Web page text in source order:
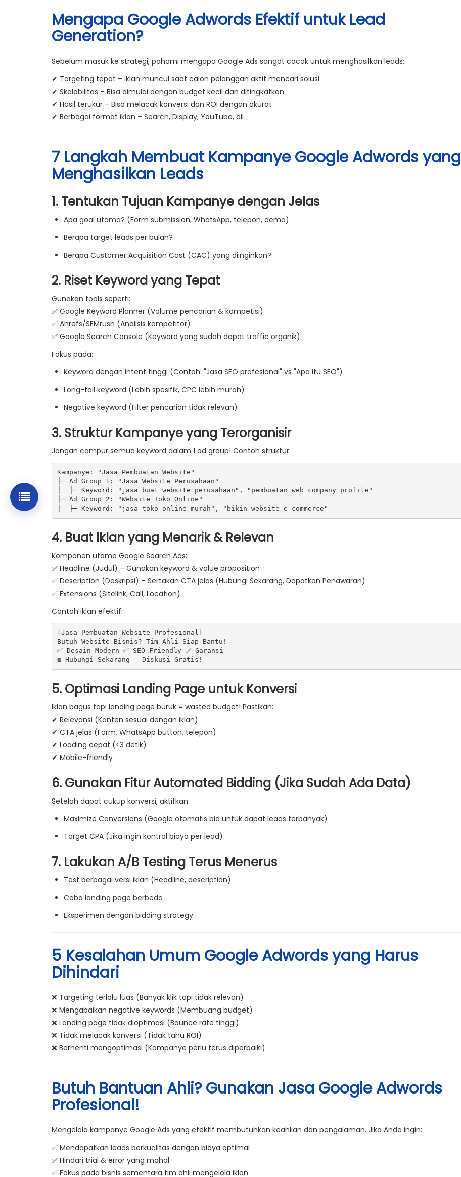
Mengapa Google Adwords Efektif untuk Lead
Generation?
Sebelum masuk ke strategi, pahami mengapa Google Ads sangat cocok untuk menghasilkan leads:
✔ Targeting tepat – Iklan muncul saat calon pelanggan aktif mencari solusi
✔ Skalabilitas – Bisa dimulai dengan budget kecil dan ditingkatkan
✔ Hasil terukur – Bisa melacak konversi dan ROI dengan akurat
✔ Berbagai format iklan – Search, Display, YouTube, dll
7 Langkah Membuat Kampanye Google Adwords yang
Menghasilkan Leads
1. Tentukan Tujuan Kampanye dengan Jelas
Apa goal utama? (Form submission, WhatsApp, telepon, demo)
Berapa target leads per bulan?
Berapa Customer Acquisition Cost (CAC) yang diinginkan?
2. Riset Keyword yang Tepat
Gunakan tools seperti:
✅ Google Keyword Planner (Volume pencarian & kompetisi)
✅ Ahrefs/SEMrush (Analisis kompetitor)
✅ Google Search Console (Keyword yang sudah dapat traffic organik)
Fokus pada:
Keyword dengan intent tinggi (Contoh: "Jasa SEO profesional" vs "Apa itu SEO")
Long-tail keyword (Lebih spesifik, CPC lebih murah)
Negative keyword (Filter pencarian tidak relevan)
3. Struktur Kampanye yang Terorganisir
Jangan campur semua keyword dalam 1 ad group! Contoh struktur:
Kampanye: "Jasa Pembuatan Website"
├─ Ad Group 1: "Jasa Website Perusahaan"
│  ├─ Keyword: "jasa buat website perusahaan", "pembuatan web company profile"
├─ Ad Group 2: "Website Toko Online"
4. Buat Iklan yang Menarik & Relevan
Komponen utama Google Search Ads:
✅ Headline (Judul) – Gunakan keyword & value proposition
✅ Description (Deskripsi) – Sertakan CTA jelas (Hubungi Sekarang, Dapatkan Penawaran)
✅ Extensions (Sitelink, Call, Location)
Contoh iklan efektif:
[Jasa Pembuatan Website Profesional]
Butuh Website Bisnis? Tim Ahli Siap Bantu!
✅ Desain Modern ✅ SEO Friendly ✅ Garansi
5. Optimasi Landing Page untuk Konversi
Iklan bagus tapi landing page buruk = wasted budget! Pastikan:
✔ Relevansi (Konten sesuai dengan iklan)
✔ CTA jelas (Form, WhatsApp button, telepon)
✔ Loading cepat (<3 detik)
✔ Mobile-friendly
6. Gunakan Fitur Automated Bidding (Jika Sudah Ada Data)
Setelah dapat cukup konversi, aktifkan:
Maximize Conversions (Google otomatis bid untuk dapat leads terbanyak)
Target CPA (Jika ingin kontrol biaya per lead)
7. Lakukan A/B Testing Terus Menerus
Test berbagai versi iklan (Headline, description)
Coba landing page berbeda
Eksperimen dengan bidding strategy
5 Kesalahan Umum Google Adwords yang Harus
Dihindari
❌ Targeting terlalu luas (Banyak klik tapi tidak relevan)
❌ Mengabaikan negative keywords (Membuang budget)
❌ Landing page tidak dioptimasi (Bounce rate tinggi)
❌ Tidak melacak konversi (Tidak tahu ROI)
❌ Berhenti mengoptimasi (Kampanye perlu terus diperbaiki)
Butuh Bantuan Ahli? Gunakan Jasa Google Adwords
Profesional!
Mengelola kampanye Google Ads yang efektif membutuhkan keahlian dan pengalaman. Jika Anda ingin:
✅ Mendapatkan leads berkualitas dengan biaya optimal
✅ Hindari trial & error yang mahal
✅ Fokus pada bisnis sementara tim ahli mengelola iklan